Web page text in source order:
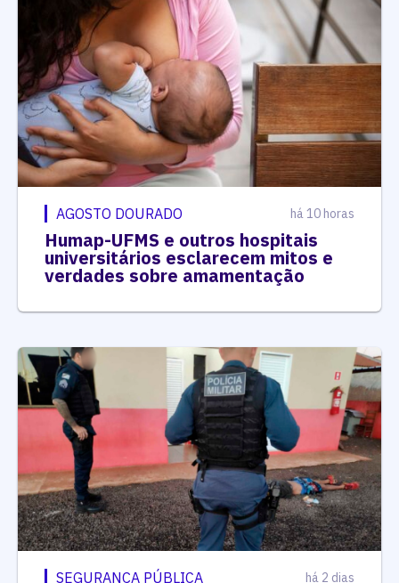
AGOSTO DOURADO há 10 horas
Humap-UFMS e outros hospitais
universitários esclarecem mitos e
verdades sobre amamentação
SEGURANÇA PÚBLICA há 2 dias